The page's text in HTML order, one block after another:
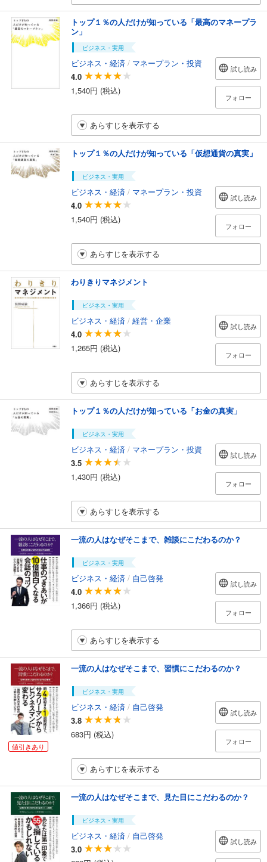
トップ１％の人だけが知っている「最高のマネープラ
ン」
ビジネス・実用
ビジネス・経済 / マネープラン・投資
4.0
1,540円 (税込)
試し読み
フォロー
あらすじを表示する
トップ１％の人だけが知っている「仮想通貨の真実」
ビジネス・実用
ビジネス・経済 / マネープラン・投資
4.0
1,540円 (税込)
試し読み
フォロー
あらすじを表示する
わりきりマネジメント
ビジネス・実用
ビジネス・経済 / 経営・企業
4.0
1,265円 (税込)
試し読み
フォロー
あらすじを表示する
トップ１％の人だけが知っている「お金の真実」
ビジネス・実用
ビジネス・経済 / マネープラン・投資
3.5
1,430円 (税込)
試し読み
フォロー
あらすじを表示する
一流の人はなぜそこまで、雑談にこだわるのか？
ビジネス・実用
ビジネス・経済 / 自己啓発
4.0
1,366円 (税込)
試し読み
フォロー
あらすじを表示する
値引きあり
一流の人はなぜそこまで、習慣にこだわるのか？
ビジネス・実用
ビジネス・経済 / 自己啓発
3.8
683円 (税込)
試し読み
フォロー
あらすじを表示する
一流の人はなぜそこまで、見た目にこだわるのか？
ビジネス・実用
ビジネス・経済 / 自己啓発
3.0
試し読み